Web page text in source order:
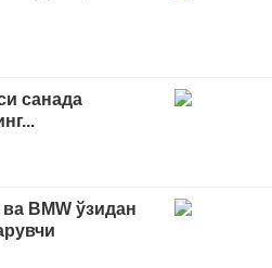
санада
BMW ўзидан